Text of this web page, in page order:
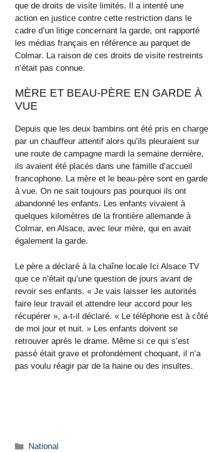
que de droits de visite limités. Il a intenté une
action en justice contre cette restriction dans le
cadre d’un litige concernant la garde, ont rapporté
les médias français en référence au parquet de
Colmar. La raison de ces droits de visite restreints
n’était pas connue.
MÈRE ET BEAU-PÈRE EN GARDE À
VUE
Depuis que les deux bambins ont été pris en charge
par un chauffeur attentif alors qu’ils pleuraient sur
une route de campagne mardi la semaine dernière,
ils avaient été placés dans une famille d’accueil
francophone. La mère et le beau-père sont en garde
à vue. On ne sait toujours pas pourquoi ils ont
abandonné les enfants. Les enfants vivaient à
quelques kilomètres de la frontière allemande à
Colmar, en Alsace, avec leur mère, qui en avait
également la garde.
Le père a déclaré à la chaîne locale Ici Alsace TV
que ce n’était qu’une question de jours avant de
revoir ses enfants. « Je vais laisser les autorités
faire leur travail et attendre leur accord pour les
récupérer », a-t-il déclaré. « Le téléphone est à côté
de moi jour et nuit. » Les enfants doivent se
retrouver après le drame. Même si ce qui s’est
passé était grave et profondément choquant, il n’a
pas voulu réagir par de la haine ou des insultes.
Catégories
National